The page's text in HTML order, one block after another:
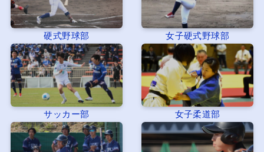
硬式野球部 女子硬式野球部
サッカー部 女子柔道部